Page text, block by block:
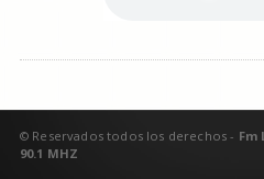
© Reservados todos los derechos - Fm
90.1 MHZ